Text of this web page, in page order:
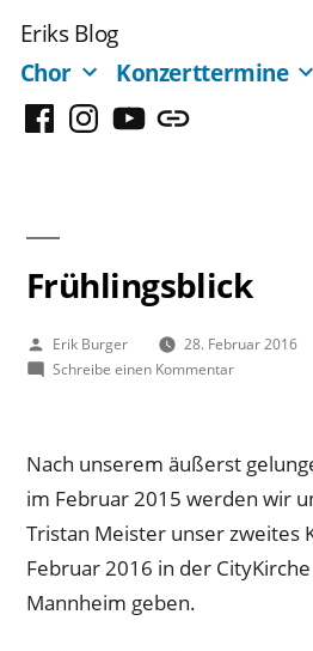
Inhalt
springen
Eriks Blog
Chor
Konzerttermine
FacebookInstagram
YouTubeMastodon
Frühlingsblick
Veröffentlicht
von
Erik Burger
28. Februar 2016
Schreibe einen Kommentarzu
Nach unserem äußerst
im Februar 2015 werden wir
Tristan Meister unser zweites
Februar 2016 in der
Mannheim geben.